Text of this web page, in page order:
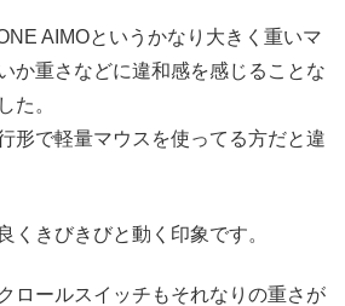
AIMOというかなり大きく重いマ
か重さなどに違和感を感じることな
た。
形で軽量マウスを使ってる方だと違
くきびきびと動く印象です。
ロールスイッチもそれなりの重さが